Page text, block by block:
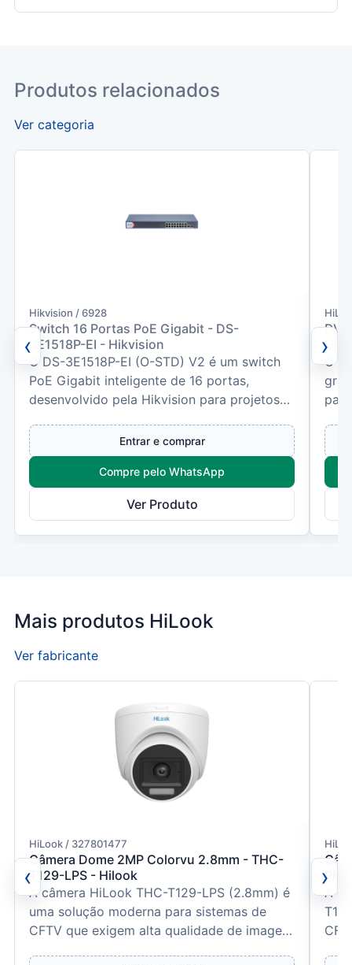
Produtos relacionados
Ver categoria
‹
Hikvision / 6928
Switch 16 Portas PoE Gigabit - DS-
3E1518P-EI - Hikvision
O DS-3E1518P-EI (O-STD) V2 é um switch
PoE Gigabit inteligente de 16 portas,
desenvolvido pela Hikvision para projetos
Entrar e comprar
Compre pelo WhatsApp
Ver Produto
O
›
Mais produtos HiLook
Ver fabricante
‹
HiLook / 327801477
Câmera Dome 2MP Colorvu 2.8mm - THC-
T129-LPS - Hilook
A câmera HiLook THC-T129-LPS (2.8mm) é
uma solução moderna para sistemas de
CFTV que exigem alta qualidade de imagem
PIC
A
›